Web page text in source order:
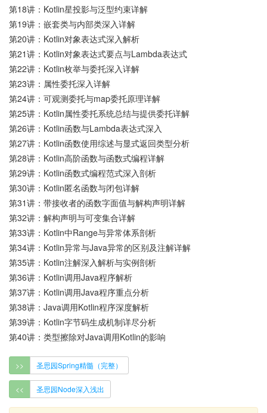
第18讲：Kotlin星投影与泛型约束详解
第19讲：嵌套类与内部类深入详解
第20讲：Kotlin对象表达式深入解析
第21讲：Kotlin对象表达式要点与Lambda表达式
第22讲：Kotlin枚举与委托深入详解
第23讲：属性委托深入详解
第24讲：可观测委托与map委托原理详解
第25讲：Kotlin属性委托系统总结与提供委托详解
第26讲：Kotlin函数与Lambda表达式深入
第27讲：Kotlin函数使用综述与显式返回类型分析
第28讲：Kotlin高阶函数与函数式编程详解
第29讲：Kotlin函数式编程范式深入剖析
第30讲：Kotlin匿名函数与闭包详解
第31讲：带接收者的函数字面值与解构声明详解
第32讲：解构声明与可变集合详解
第33讲：Kotlin中Range与异常体系剖析
第34讲：Kotlin异常与Java异常的区别及注解详解
第35讲：Kotlin注解深入解析与实例剖析
第36讲：Kotlin调用Java程序解析
第37讲：Kotlin调用Java程序重点分析
第38讲：Java调用Kotlin程序深度解析
第39讲：Kotlin字节码生成机制详尽分析
第40讲：类型擦除对Java调用Kotlin的影响
>> 圣思园Spring精髓（完整）
<< 圣思园Node深入浅出